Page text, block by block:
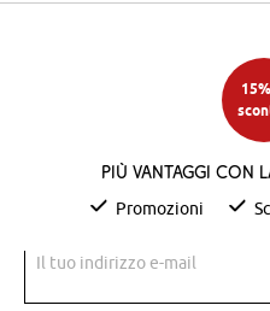
Più vantaggi con
Promozioni
Il tuo indirizzo e-mail